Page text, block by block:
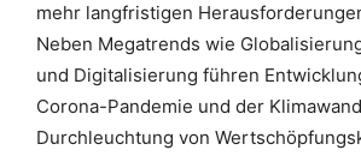
mehr langfristigen
Neben Megatrends wie
und Digitalisierung führen
Corona-Pandemie und der
Durchleuchtung von